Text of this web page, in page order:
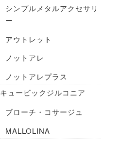
シンプルメタルアクセサリ
ー
アウトレット
ノットアレ
ノットアレプラス
キュービックジルコニア
ブローチ・コサージュ
MALLOLINA